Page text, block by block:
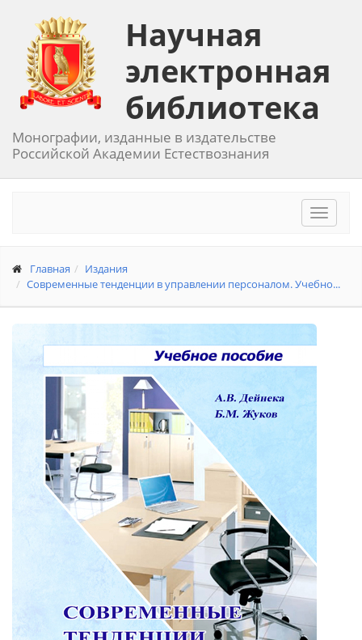
Научная
электронная
библиотека
Монографии, изданные в издательстве
Российской Академии Естествознания
Toggle
Главная
Издания
Современные тенденции в управлении персоналом. Учебно...